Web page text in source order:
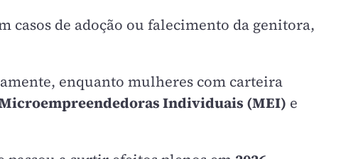
casos de adoção ou falecimento da genitora,
enquanto mulheres com carteira
Individuais (MEI) e